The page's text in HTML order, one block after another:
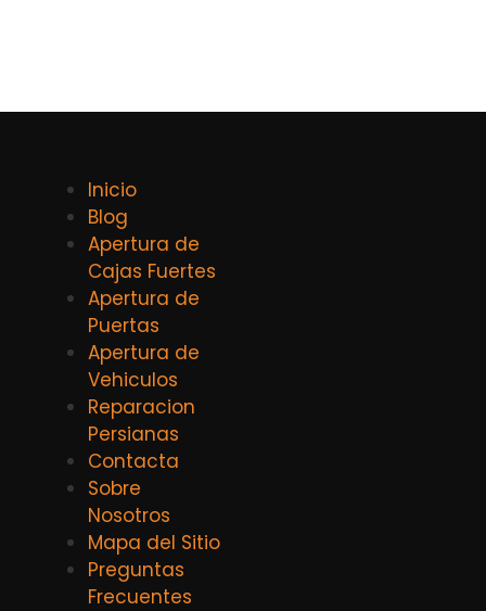
Inicio
Blog
Apertura de
Cajas Fuertes
Apertura de
Puertas
Apertura de
Vehiculos
Reparacion
Persianas
Contacta
Sobre
Nosotros
Mapa del Sitio
Preguntas
Frecuentes